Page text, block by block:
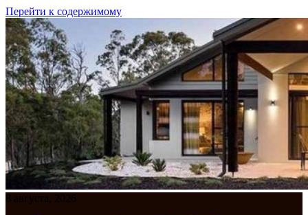
Перейти к содержимому
8 августа, 2026